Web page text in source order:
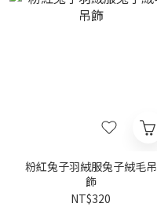
粉紅兔子羽絨服兔子絨毛吊
飾
NT$320